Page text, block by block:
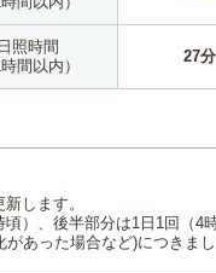
日照時間
時間以内）
27分
します。
）、後半部分は1日1回（4
あった場合など)につきま